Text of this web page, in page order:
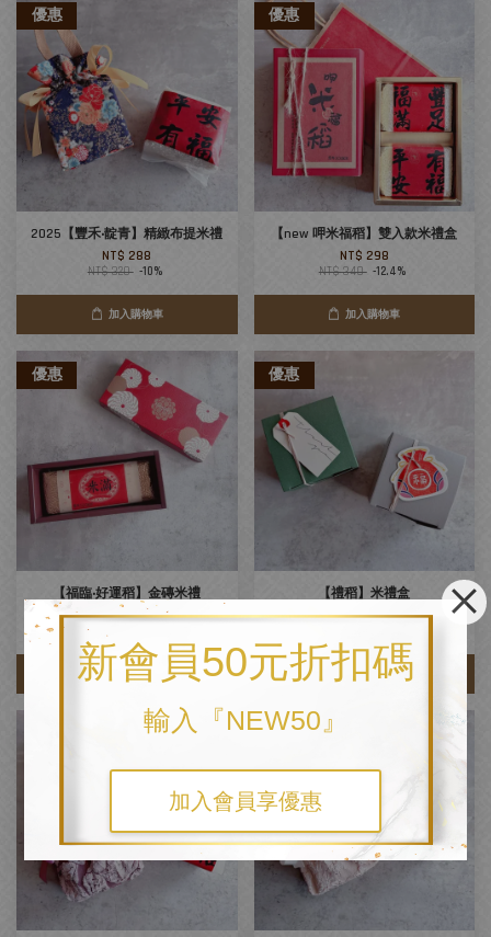
新會員50元折扣碼
輸入『NEW50』
加入會員享優惠
優惠
2025【豐禾‧靛青】精緻布提米禮
NT$ 288
NT$ 320 -10%
加入購物車
優惠
【new 呷米福稻】雙入款米禮盒
NT$ 298
NT$ 340 -12.4%
加入購物車
優惠
【福臨‧好運稻】金磚米禮
NT$ 293
NT$ 330
加入購物車
優惠
【禮稻】米禮盒
NT$ 108
加入購物車